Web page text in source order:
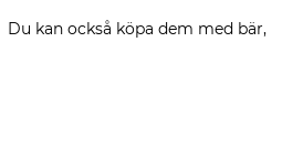
Du kan också köpa dem med bär,